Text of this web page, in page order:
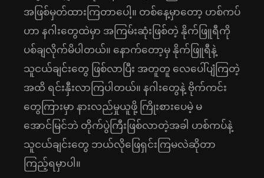
အဖြစ်မှတ်ထားကြတာပေါ့။ တစ်နေ့မှာတော့ ဟစ်ကပ်
ဟာ နဂါးတွေထဲမှာ အကြမ်းဆုံးဖြစ်တဲ့ နိုက်ဖြူရီကို
ပစ်ချလိုက်မိပါတယ်။ နောက်တော့မှ နိုက်ဖြူရီနဲ့
သူငယ်ချင်းတွေ ဖြစ်လာပြီး အတူတူ လေပေါ်ပျံကြတဲ့
အထိ ရင်းနှီးလာကြပါတယ်။ နဂါးတွေနဲ့ ဗိုက်ကင်း
တွေကြားမှာ နားလည်မှုယူဖို့ ကြိုးစားပေမဲ့ မ
အောင်မြင်ဘဲ တိုက်ပွဲကြီးဖြစ်လာတဲ့အခါ ဟစ်ကပ်နဲ့
သူငယ်ချင်းတွေ ဘယ်လိုဖြေရှင်းကြမလဲဆိုတာ
ကြည့်ရမှာပါ။